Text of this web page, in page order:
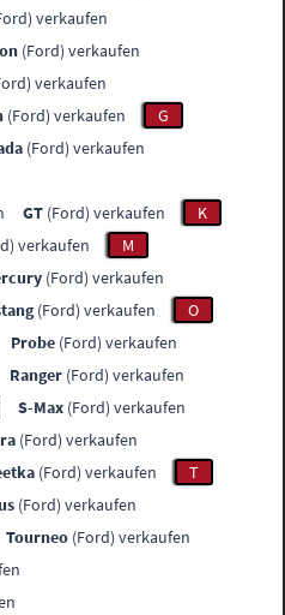
verkaufen
(Ford) verkaufen
verkaufen
(Ford) verkaufen
G
(Ford) verkaufen
GT (Ford) verkaufen
K
verkaufen
M
(Ford) verkaufen
(Ford) verkaufen
O
Probe (Ford) verkaufen
Ranger (Ford) verkaufen
S-Max (Ford) verkaufen
(Ford) verkaufen
(Ford) verkaufen
T
(Ford) verkaufen
Tourneo (Ford) verkaufen